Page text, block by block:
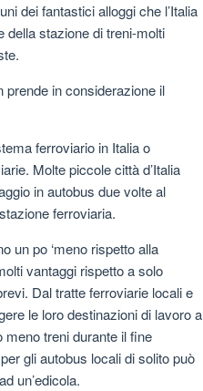
dei fantastici alloggi che l’Italia
della stazione di treni-molti
prende in considerazione il
ferroviario in Italia o
Molte piccole città d’Italia
in autobus due volte al
ferroviaria.
un po ‘meno rispetto alla
vantaggi rispetto a solo
Dal tratte ferroviarie locali e
le loro destinazioni di lavoro a
treni durante il fine
gli autobus locali di solito può
un’edicola.